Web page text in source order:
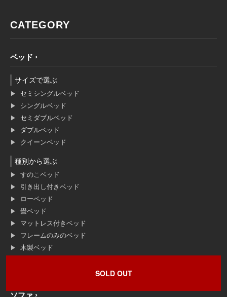
SOLD OUT
CATEGORY
ベッド
サイズで選ぶ
セミシングルベッド
シングルベッド
セミダブルベッド
ダブルベッド
クイーンベッド
種別から選ぶ
すのこベッド
引き出し付きベッド
ローベッド
畳ベッド
マットレス付きベッド
フレームのみのベッド
木製ベッド
ソファ